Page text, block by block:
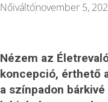
Nőiváltónovember 5,
Nézem az
koncepció, érthető
a színpadon